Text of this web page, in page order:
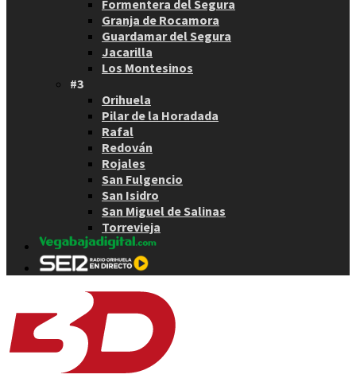
Formentera del Segura
Granja de Rocamora
Guardamar del Segura
Jacarilla
Los Montesinos
#3
Orihuela
Pilar de la Horadada
Rafal
Redován
Rojales
San Fulgencio
San Isidro
San Miguel de Salinas
Torrevieja